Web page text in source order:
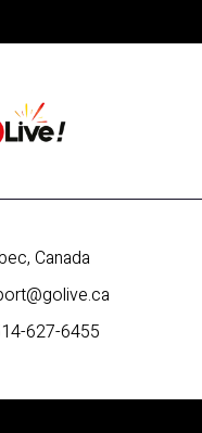
Canada
627-6455